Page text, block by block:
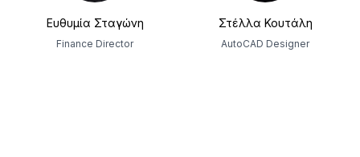
Ευθυμία Σταγώνη
Finance Director
Στέλλα Κουτάλη
AutoCAD Designer